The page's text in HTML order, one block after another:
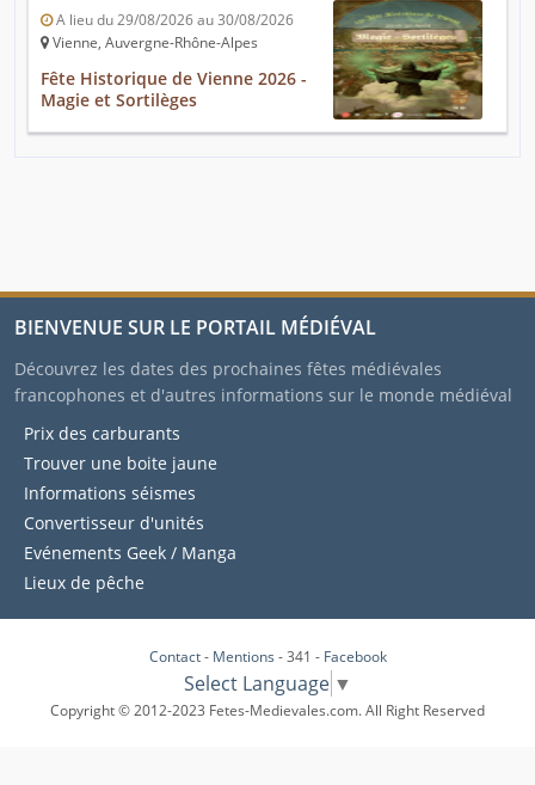
A lieu du 29/08/2026 au 30/08/2026
Vienne, Auvergne-Rhône-Alpes
Fête Historique de Vienne 2026 -
Magie et Sortilèges
BIENVENUE SUR LE PORTAIL MÉDIÉVAL
Découvrez les dates des prochaines fêtes médiévales
francophones et d'autres informations sur le monde médiéval
Prix des carburants
Trouver une boite jaune
Informations séismes
Convertisseur d'unités
Evénements Geek / Manga
Lieux de pêche
Contact- Mentions - 341 - Facebook
Select Language ▼
Copyright © 2012-2023 Fetes-Medievales.com. All Right Reserved